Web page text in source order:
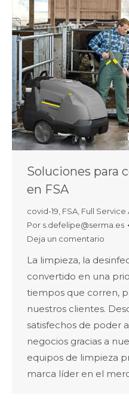
Soluciones para
en FSA
covid-19 FSA Full Service
Por s.defelipe@serma.es
Deja un comentario
La limpieza, la
convertido en una
tiempos que corren,
nuestros clientes.
satisfechos de poder
negocios gracias a
equipos de limpieza
marca líder en el